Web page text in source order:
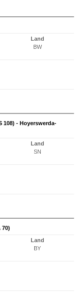
Land
BW
108) - Hoyerswerda-
Land
SN
70)
Land
BY